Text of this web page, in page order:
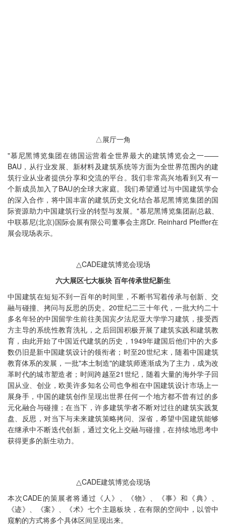
△展厅一角
"慕尼黑博览集团在德国运营着全世界最大的建筑博览会之一——
BAU，从行业发展、新材料及建筑系统等方面为全世界范围内的建
筑行业从业者提供分享和交流的平台。我们非常高兴地看到又有一
个新成员加入了BAU的全球大家庭。我们希望通过与中国建筑学会
的深入合作，将中国丰富的建筑历史文化结合慕尼黑博览集团的国
际资源助力中国建筑行业的转型与发展。"慕尼黑博览集团副总裁、
中联慕尼(北京)国际会展有限公司董事会主席Dr. Reinhard Pfeiffer在
展会现场表示。
△CADE建筑博览会现场
六大展区七大板块 百年传承世纪新生
中国建筑在短短不到一百年的时间里，不断书写着传承与创新、交
融与碰撞、拷问与反思的历史。20世纪二三十年代，一批大约二十
多名年轻的中国留学生前往美国宾夕法尼亚大学学习建筑，接受西
方主导的系统性教育洗礼，之后回国积极开展了建筑实践和建筑教
育，由此开始了中国近代建筑的历史，1949年建国后他们中的大多
数仍旧是新中国建筑设计的领衔者；时至20世纪末，随着中国建筑
教育体系的发展，一批"本土制造"的建筑师逐渐成为了主力，成为改
革时代的城市塑造者；时间跨越至21世纪，随着大量的海外学子回
国从业、创业，欧美许多知名公司也争相在中国建筑设计市场上一
展身手，中国的建筑创作呈现出世界任何一个地方都不曾有过的多
元化融合与碰撞；在当下，许多建筑学者不断对过往的建筑实践复
盘、反思，对当下与未来建筑策略拷问、深省，希望中国建筑能够
在继承中不断迭代创新，通过文化上交融与碰撞，在持续地思考中
获得更多的新生动力。
△CADE建筑博览会现场
本次CADE的策展者将通过《人》、《物》、《事》和《典》、
《迹》、《案》、《术》七个主题板块，在有限的空间中，以管中
窥豹的方式将多个具体区间呈现出来。